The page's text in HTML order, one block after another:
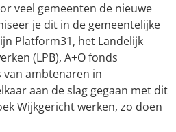
veel gemeenten de nieuwe
je dit in de gemeentelijke
Platform31, het Landelijk
(LPB), A+O fonds
van ambtenaren in
aan de slag gegaan met dit
Wijkgericht werken, zo doen